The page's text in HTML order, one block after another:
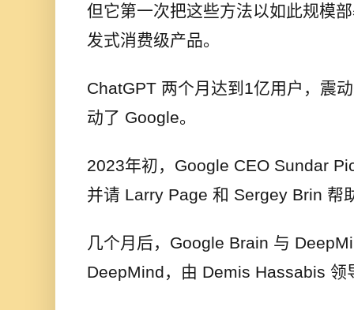
但它第一次把这些方法以如此规模
发式消费级产品。
ChatGPT 两个月达到1亿用户，震
动了 Google。
2023年初，Google CEO Sundar
并请 Larry Page 和 Sergey Brin 帮
几个月后，Google Brain 与
DeepMind，由 Demis Hassabis 领